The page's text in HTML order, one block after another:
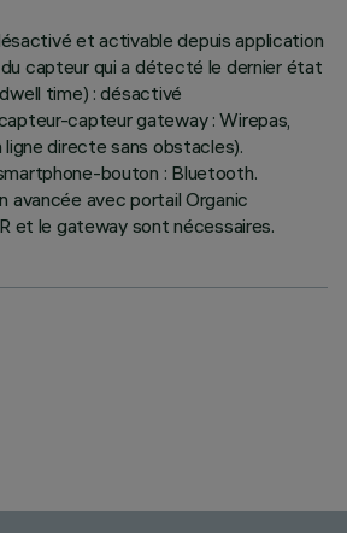
et activable depuis application
capteur qui a détecté le dernier état
time) : désactivé
capteur gateway : Wirepas,
directe sans obstacles).
bouton : Bluetooth.
avancée avec portail Organic
et le gateway sont nécessaires.